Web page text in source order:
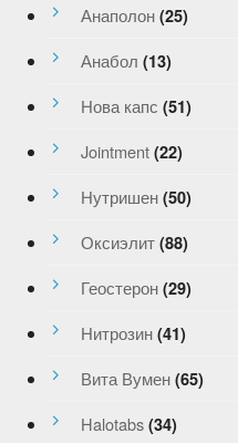
Анаполон (25)
Анабол (13)
Нова капс (51)
Jointment (22)
Нутришен (50)
Оксиэлит (88)
Геостерон (29)
Нитрозин (41)
Вита Вумен (65)
Halotabs (34)